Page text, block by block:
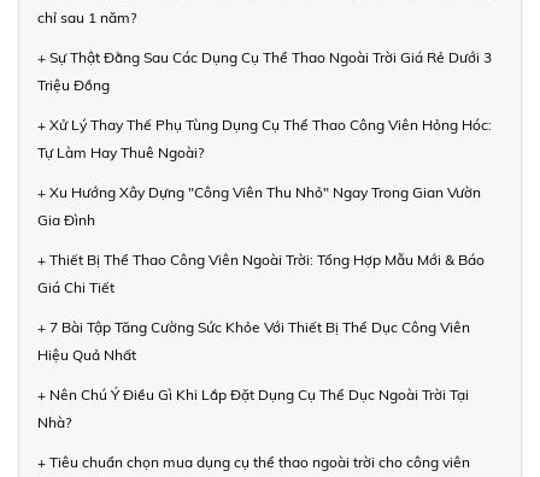
chỉ sau 1 năm?
+ Sự Thật Đằng Sau Các Dụng Cụ Thể Thao Ngoài Trời Giá Rẻ Dưới 3
Triệu Đồng
+ Xử Lý Thay Thế Phụ Tùng Dụng Cụ Thể Thao Công Viên Hỏng Hóc:
Tự Làm Hay Thuê Ngoài?
+ Xu Hướng Xây Dựng "Công Viên Thu Nhỏ" Ngay Trong Gian Vườn
Gia Đình
+ Thiết Bị Thể Thao Công Viên Ngoài Trời: Tổng Hợp Mẫu Mới & Báo
Giá Chi Tiết
+ 7 Bài Tập Tăng Cường Sức Khỏe Với Thiết Bị Thể Dục Công Viên
Hiệu Quả Nhất
+ Nên Chú Ý Điều Gì Khi Lắp Đặt Dụng Cụ Thể Dục Ngoài Trời Tại
Nhà?
+ Tiêu chuẩn chọn mua dụng cụ thể thao ngoài trời cho công viên